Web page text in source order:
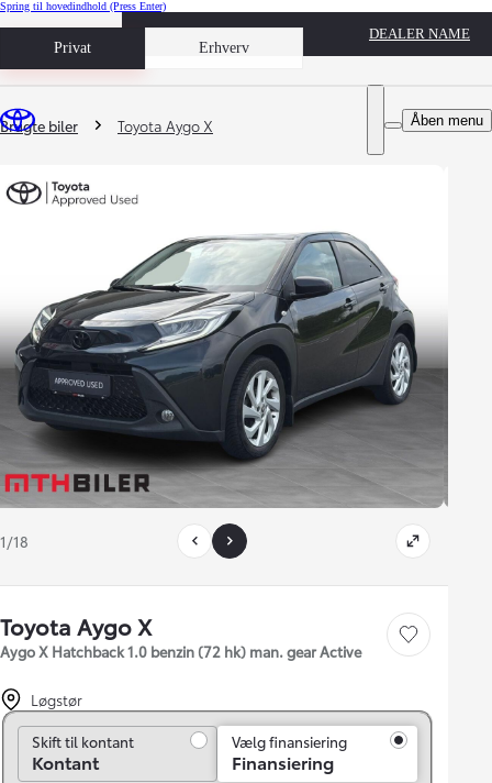
Spring til hovedindhold (Press Enter)
Privat Erhverv
Book prøvetur
DEALER NAME
Åben menu
Du er her
Brugte biler Toyota Aygo X
1/18
Toyota Aygo X
Aygo X Hatchback 1.0 benzin (72 hk) man. gear Active
Gem bil
Løgstør
Skift til kontant
Skift til kontant
Kontant
Vælg finansiering
Finansiering